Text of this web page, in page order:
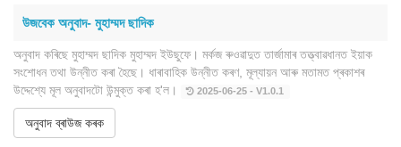
উজবেক অনুবাদ- মুহাম্মদ ছাদিক
অনুবাদ কৰিছে মুহাম্মদ ছাদিক মুহাম্মদ ইউছুফে। মৰ্কজ ৰুওৱাদুত তাৰ্জামাৰ তত্ত্বাৱধানত ইয়াক
সংশোধন তথা উন্নীত কৰা হৈছে। ধাৰাবাহিক উন্নীত কৰণ, মূল্যায়ন আৰু মতামত প্ৰকাশৰ
উদ্দেশ্যে মূল অনুবাদটো উন্মুক্ত কৰা হ'ল।
2025-06-25 - V1.0.1
অনুবাদ ব্ৰাউজ কৰক